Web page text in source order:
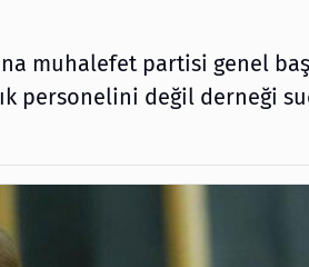
muhalefet partisi genel
personelini değil derneği